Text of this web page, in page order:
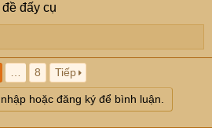
đấy cụ
… 8 Tiếp
hoặc đăng ký để bình luận.